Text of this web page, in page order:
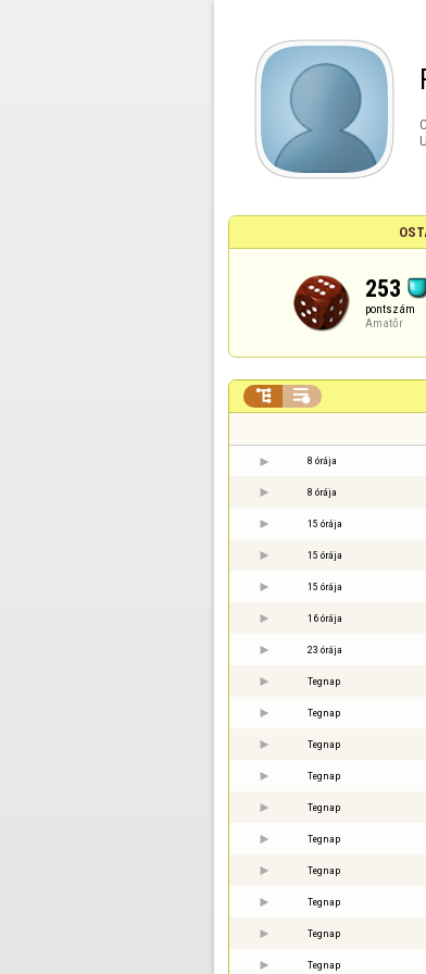
253
pontszám
Amatőr
 
8 órája
8 órája
15 órája
15 órája
15 órája
16 órája
23 órája
Tegnap
Tegnap
Tegnap
Tegnap
Tegnap
Tegnap
Tegnap
Tegnap
Tegnap
Tegnap